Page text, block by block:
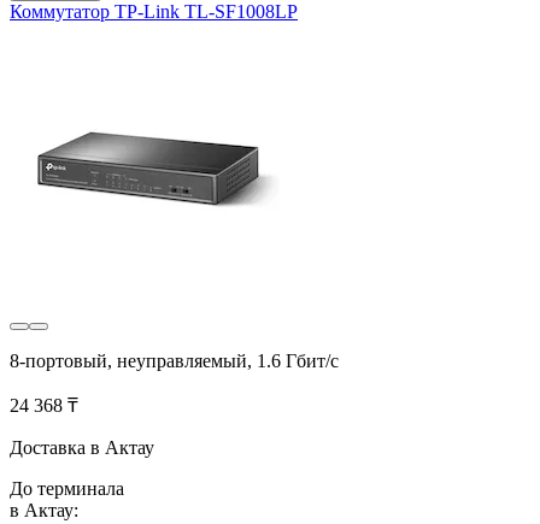
Коммутатор TP-Link TL-SF1008LP
8-портовый, неуправляемый, 1.6 Гбит/с
24 368 ₸
Доставка в Актау
До терминала
в Актау: